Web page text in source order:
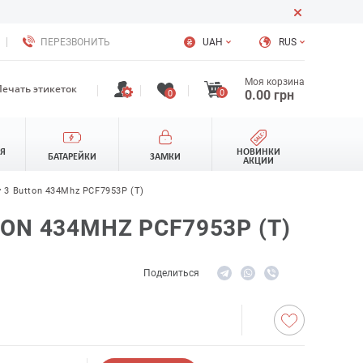
ПЕРЕЗВОНИТЬ UAH RUS
0 0
Моя корзина
0.00 грн
этикеток
БАТАРЕЙКИ ЗАМКИ
НОВИНКИ
АКЦИИ
Button 434Mhz PCF7953P (T)
434MHZ PCF7953P (T)
Поделиться